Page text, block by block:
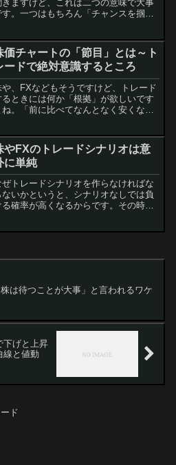
きますけど、これは二つの意味で大事
す。一つはもちろん「チャンスを掴む
」「チャンスを掴むため」というのは
かりやすいですよね。狙...
価チャートの「節目」とは～ト
ードで絶対意識するところ
や、FXなどもそうですけど、トレード
るときには何か「根拠」が欲しいです
ね。「前に比べてなんとなく安くなっ
絶対に意識しておきたいのが、チャー
の「節目」という...
やFXのトレードシナリオは意
に単純
ぜトレードシナリオを作らなければな
ないかというと、シナリオなしでは負
る確率が高くなるからです。その時の
株は待つことが大事」と言われるワケ
下げと上昇
線と値動
ド